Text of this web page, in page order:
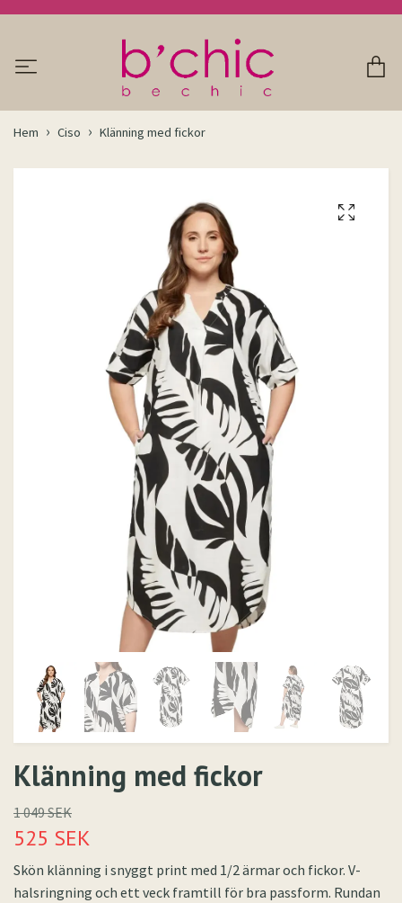
Hem Ciso Klänning med fickor
Klänning med fickor
1 049 SEK
525 SEK
Skön klänning i snyggt print med 1/2 ärmar och fickor. V-
halsringning och ett veck framtill för bra passform. Rundan